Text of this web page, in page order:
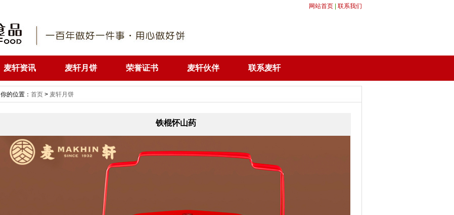
网站首页 联系我们
麦轩资讯 麦轩月饼 荣誉证书 麦轩伙伴 联系麦轩
你的位置： 首页 > 麦轩月饼
铁棍怀山药